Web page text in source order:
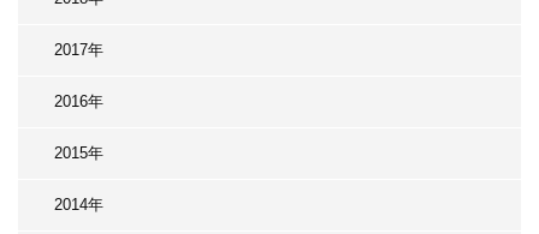
2017年
2016年
2015年
2014年